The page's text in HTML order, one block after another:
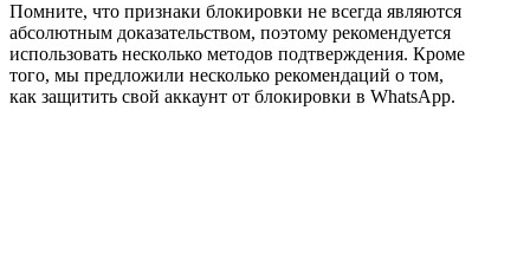
Помните, что признаки блокировки не всегда являются
абсолютным доказательством, поэтому рекомендуется
использовать несколько методов подтверждения. Кроме
того, мы предложили несколько рекомендаций о том,
как защитить свой аккаунт от блокировки в WhatsApp.